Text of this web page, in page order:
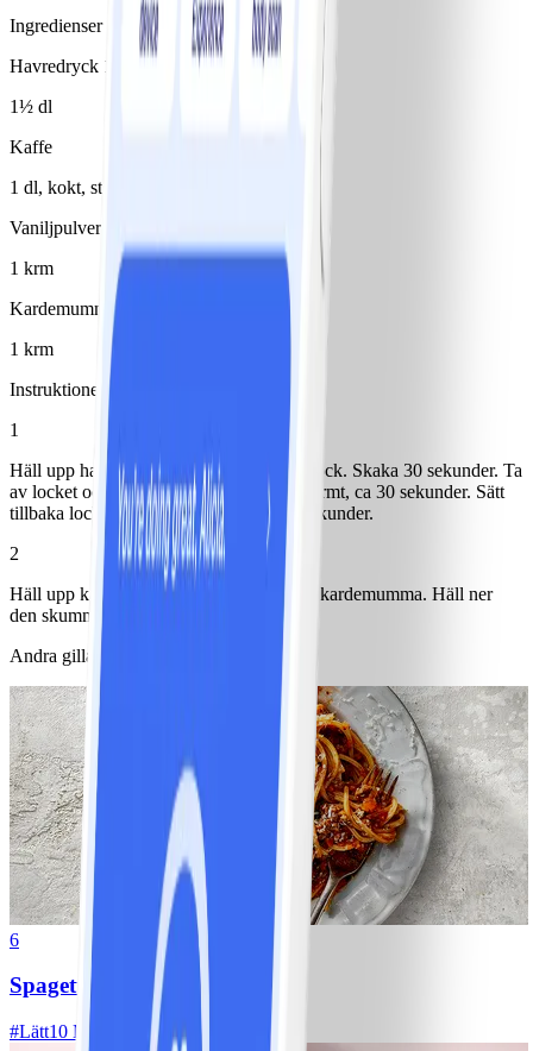
Ingredienser
Havredryck 1,5%
1½ dl
Kaffe
1 dl, kokt, starkt
Vaniljpulver
1 krm
Kardemumma
1 krm
Instruktioner
1
Häll upp havredryck i en behållare med lock. Skaka 30 sekunder. Ta
av locket och värm i mikron tills det är varmt, ca 30 sekunder. Sätt
tillbaka locket och skaka ytterligare 30 sekunder.
2
Häll upp kaffe i ett glas, vaniljpulver och kardemumma. Häll ner
den skummade havredrycken.
Andra gillade också
6
Spagetti med köttfärssås
#Lätt10 MIN